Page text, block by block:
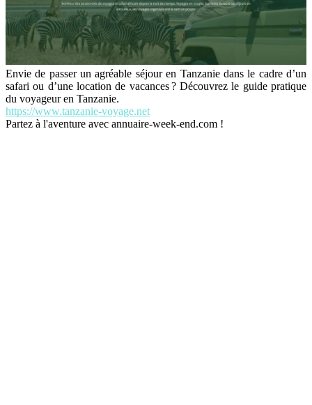
Envie de passer un agréable séjour en Tanzanie dans le cadre d’un
safari ou d’une location de vacances ? Découvrez le guide pratique
du voyageur en Tanzanie.
https://www.tanzanie-voyage.net
Partez à l'aventure avec annuaire-week-end.com !